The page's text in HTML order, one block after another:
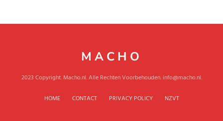
MACHO
2023 Copyright. Macho.nl. Alle Rechten Voorbehouden. info@macho.nl.
HOME CONTACT PRIVACY POLICY NZVT